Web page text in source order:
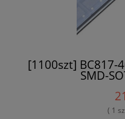
[1100szt] BC817-
SMD-
( 1